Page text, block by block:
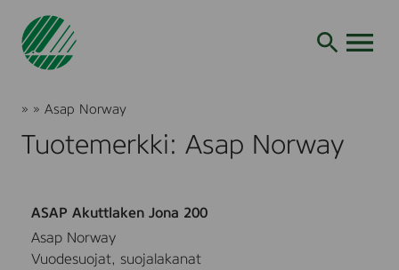
Siirry
Joutsenmerkki
» » Asap Norway
Tuotemerkki: Asap Norway
ASAP Akuttlaken Jona 200
Asap Norway
Vuodesuojat, suojalakanat